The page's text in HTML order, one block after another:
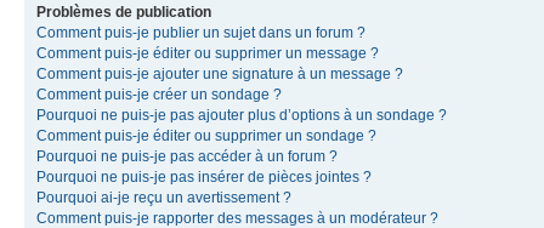
Problèmes de publication
Comment puis-je publier un sujet dans un forum ?
Comment puis-je éditer ou supprimer un message ?
Comment puis-je ajouter une signature à un message ?
Comment puis-je créer un sondage ?
Pourquoi ne puis-je pas ajouter plus d’options à un sondage ?
Comment puis-je éditer ou supprimer un sondage ?
Pourquoi ne puis-je pas accéder à un forum ?
Pourquoi ne puis-je pas insérer de pièces jointes ?
Pourquoi ai-je reçu un avertissement ?
Comment puis-je rapporter des messages à un modérateur ?